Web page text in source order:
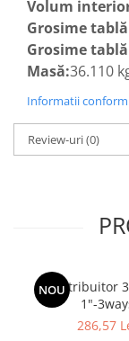
Volum
Grosime
Grosime
Masă:36.110
Informatii
Review-uri(0)
NOU
Distribuitor
1"-
286,57